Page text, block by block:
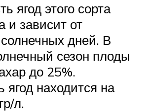
ягод этого сорта
и зависит от
дней. В
сезон плоды
до 25%.
ягод находится на
л.